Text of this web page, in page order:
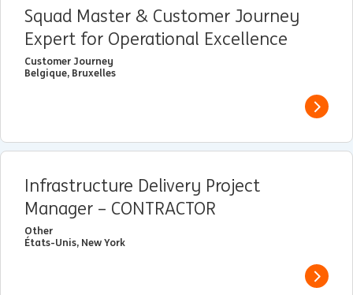
Squad Master & Customer Journey
Expert for Operational Excellence
Customer Journey
Belgique, Bruxelles
View
Infrastructure Delivery Project
Manager – CONTRACTOR
Other
États-Unis, New York
View